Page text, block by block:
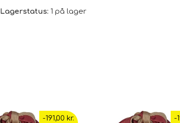
Lagerstatus: 1 på lager
-191,00 kr. -